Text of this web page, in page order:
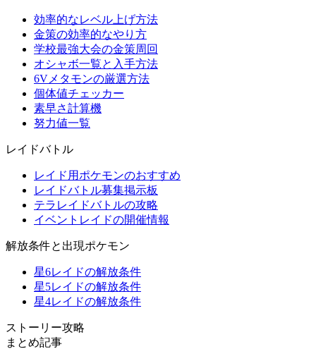
効率的なレベル上げ方法
金策の効率的なやり方
学校最強大会の金策周回
オシャボ一覧と入手方法
6Vメタモンの厳選方法
個体値チェッカー
素早さ計算機
努力値一覧
レイドバトル
レイド用ポケモンのおすすめ
レイドバトル募集掲示板
テラレイドバトルの攻略
イベントレイドの開催情報
解放条件と出現ポケモン
星6レイドの解放条件
星5レイドの解放条件
星4レイドの解放条件
ストーリー攻略
まとめ記事